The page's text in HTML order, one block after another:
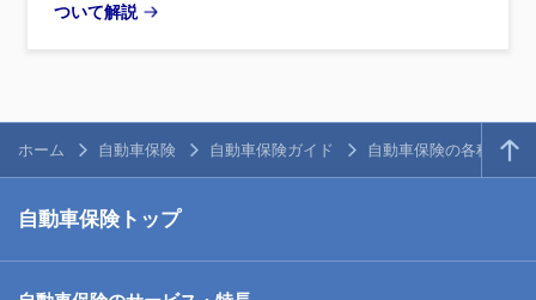
ついて解説
ホーム 自動車保険 自動車保険ガイド 自動車保険の各種お手
自動車保険トップ